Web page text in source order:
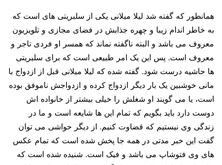
همانطور که گفته شد لیلا میلانی یکی از سلبریتی های است که
به خاطر اندام زیبا و چهره جذابش در فضای مجازی و تلویزیون
معروف می باشد و البته ناگفته نماند که همسر او فردی تاجر و
معروف است. پس این یک امر طبیعی است که برای سلبریتی
ها حاشیه درست شود. گفته شده که لیلا میلانی قبل از ازدواج با
مانی خوشبین یک بار دیگر ازدواج کرده و ازدواجش ناموفق بوده
است، یا می گویند او شغلش را خیلی بیشتر از خانواده اش
دوست دارد باید بگویم که تمام این ها شایعه است و ما در
زندگی وی نیستیم که قضاوت کنیم. از دیگر حواشی می توان
گفت این خبر مدتی در همه جا پخش شده است که تمام عکس
های وی فتوشاپ می باشد و فیک است. شنیده شده است که